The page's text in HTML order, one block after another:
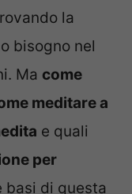
la
bisogno nel
Ma come
meditare a
e quali
per
basi di questa